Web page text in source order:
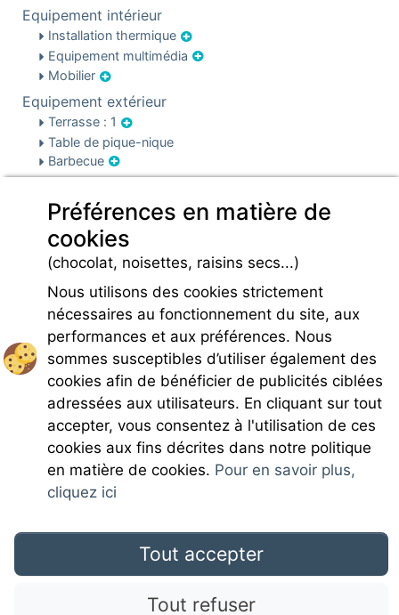
Equipement intérieur
Installation thermique
Equipement multimédia
Mobilier
Equipement extérieur
Terrasse : 1
Table de pique-nique
Barbecue
Parking
Infos pré et post réservation
Caution locative
Charges
Rejoignez-nous
CGU
Préférences en matière de
cookies
(chocolat, noisettes, raisins secs...)
Nous utilisons des cookies strictement
nécessaires au fonctionnement du site, aux
performances et aux préférences. Nous
sommes susceptibles d’utiliser également des
cookies afin de bénéficier de publicités ciblées
adressées aux utilisateurs. En cliquant sur tout
accepter, vous consentez à l'utilisation de ces
cookies aux fins décrites dans notre politique
en matière de cookies. Pour en savoir plus,
cliquez ici
Tout accepter
Tout refuser